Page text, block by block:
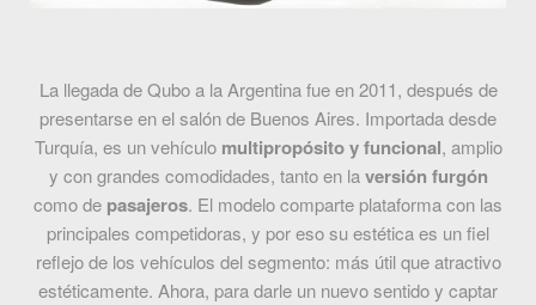
La llegada de Qubo a la Argentina fue en 2011, después de
presentarse en el salón de Buenos Aires. Importada desde
Turquía, es un vehículo multipropósito y funcional, amplio
y con grandes comodidades, tanto en laversión furgón
como de pasajeros. El modelo comparte plataforma con las
principales competidoras, y por eso su estética es un fiel
reflejo de los vehículos del segmento: más útil que atractivo
estéticamente. Ahora, para darle un nuevo sentido y captar